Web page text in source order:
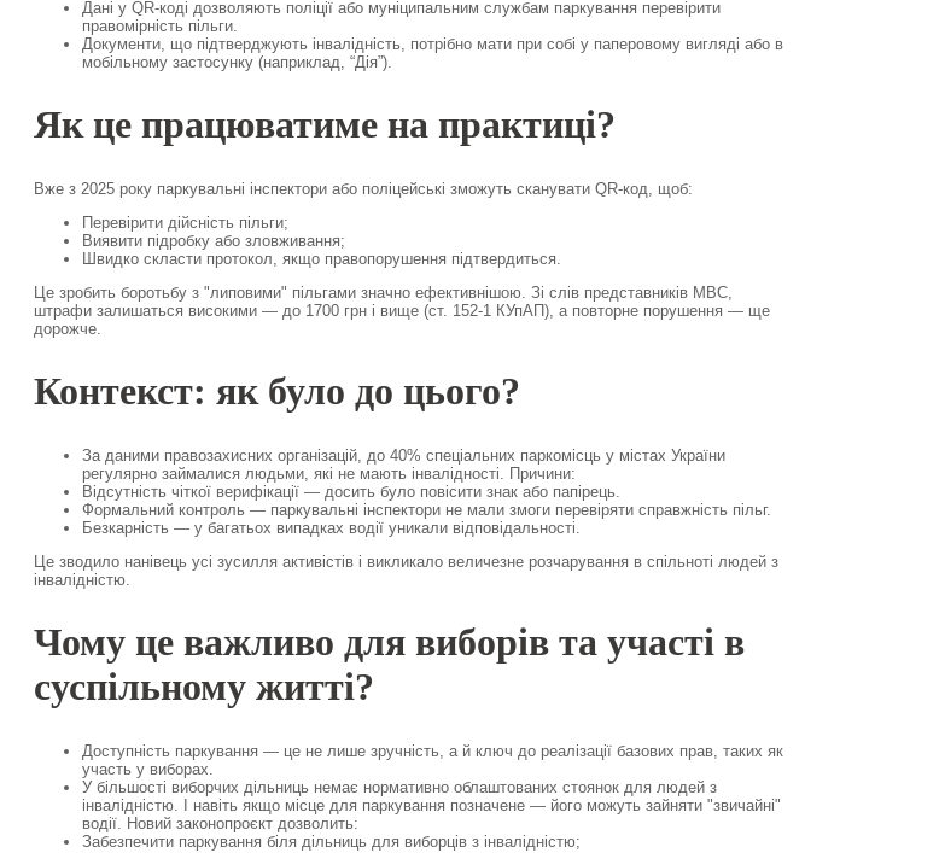
Дані у QR-коді дозволяють поліції або муніципальним службам паркування перевірити
правомірність пільги.
Документи, що підтверджують інвалідність, потрібно мати при собі у паперовому вигляді або в
мобільному застосунку (наприклад, “Дія”).
Як це працюватиме на практиці?
Вже з 2025 року паркувальні інспектори або поліцейські зможуть сканувати QR-код, щоб:
Перевірити дійсність пільги;
Виявити підробку або зловживання;
Швидко скласти протокол, якщо правопорушення підтвердиться.
Це зробить боротьбу з "липовими" пільгами значно ефективнішою. Зі слів представників МВС,
штрафи залишаться високими — до 1700 грн і вище (ст. 152-1 КУпАП), а повторне порушення — ще
дорожче.
Контекст: як було до цього?
За даними правозахисних організацій, до 40% спеціальних паркомісць у містах України
регулярно займалися людьми, які не мають інвалідності. Причини:
Відсутність чіткої верифікації — досить було повісити знак або папірець.
Формальний контроль — паркувальні інспектори не мали змоги перевіряти справжність пільг.
Безкарність — у багатьох випадках водії уникали відповідальності.
Це зводило нанівець усі зусилля активістів і викликало величезне розчарування в спільноті людей з
інвалідністю.
Чому це важливо для виборів та участі в
суспільному житті?
Доступність паркування — це не лише зручність, а й ключ до реалізації базових прав, таких як
участь у виборах.
У більшості виборчих дільниць немає нормативно облаштованих стоянок для людей з
інвалідністю. І навіть якщо місце для паркування позначене — його можуть зайняти "звичайні"
водії. Новий законопроєкт дозволить:
Забезпечити паркування біля дільниць для виборців з інвалідністю;